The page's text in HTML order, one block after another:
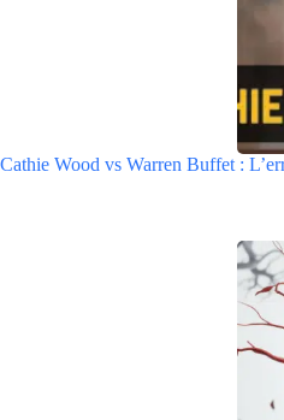
Cathie Wood vs Warren Buffet :